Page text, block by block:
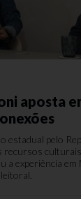
aposta
estadual pelo
recursos
a experiência em